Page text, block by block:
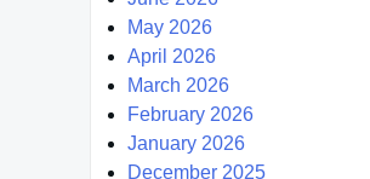
May 2026
April 2026
March 2026
February 2026
January 2026
December 2025